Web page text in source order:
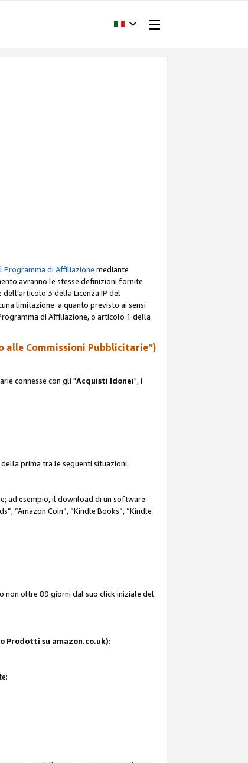
Programma di Affiliazione mediante
avranno le stesse definizioni fornite
dell'articolo 3 della Licenza IP del
limitazione a quanto previsto ai sensi
di Affiliazione, o articolo 1 della
Commissioni Pubblicitarie”)
connesse con gli "Acquisti Idonei", i
prima tra le seguenti situazioni:
ad esempio, il download di un software
“Amazon Coin”, “Kindle Books”, “Kindle
oltre 89 giorni dal suo click iniziale del
Prodotti su amazon.co.uk):